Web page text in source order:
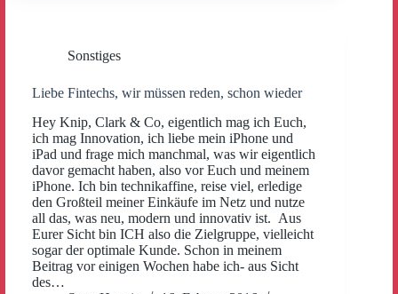
Sonstiges
Liebe Fintechs, wir müssen reden, schon wieder
Hey Knip, Clark & Co, eigentlich mag ich Euch,
ich mag Innovation, ich liebe mein iPhone und
iPad und frage mich manchmal, was wir eigentlich
davor gemacht haben, also vor Euch und meinem
iPhone. Ich bin technikaffine, reise viel, erledige
den Großteil meiner Einkäufe im Netz und nutze
all das, was neu, modern und innovativ ist. Aus
Eurer Sicht bin ICH also die Zielgruppe, vielleicht
sogar der optimale Kunde. Schon in meinem
Beitrag vor einigen Wochen habe ich- aus Sicht
des…